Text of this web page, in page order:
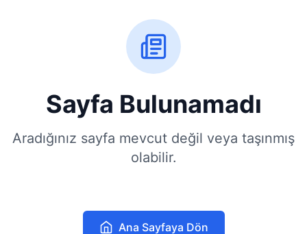
Sayfa Bulunamadı
Aradığınız sayfa mevcut değil veya taşınmış
olabilir.
Ana Sayfaya Dön